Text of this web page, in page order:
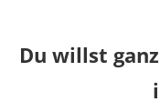
Du willst